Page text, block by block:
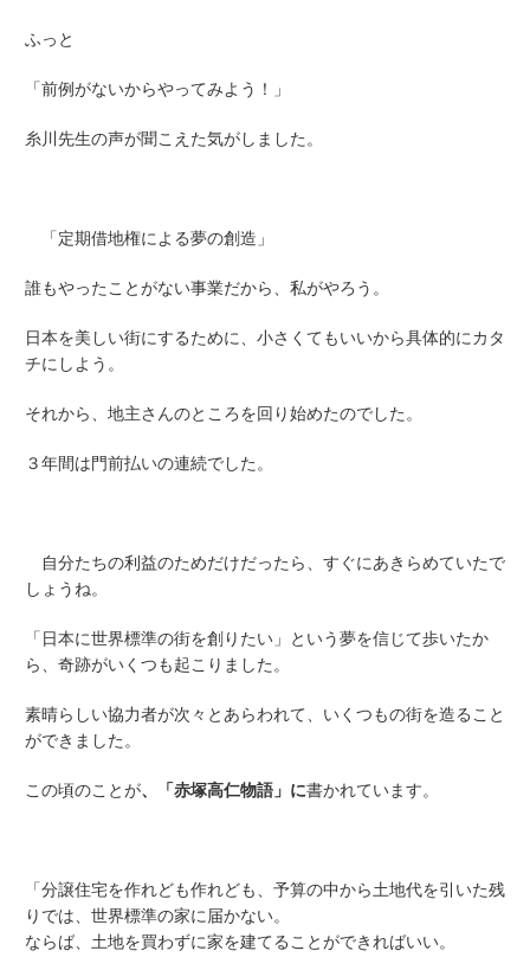
ふっと
「前例がないからやってみよう！」
糸川先生の声が聞こえた気がしました。
「定期借地権による夢の創造」
誰もやったことがない事業だから、私がやろう。
日本を美しい街にするために、小さくてもいいから具体的にカタ
チにしよう。
それから、地主さんのところを回り始めたのでした。
３年間は門前払いの連続でした。
自分たちの利益のためだけだったら、すぐにあきらめていたで
しょうね。
「日本に世界標準の街を創りたい」という夢を信じて歩いたか
ら、奇跡がいくつも起こりました。
素晴らしい協力者が次々とあらわれて、いくつもの街を造ること
ができました。
この頃のことが、「赤塚高仁物語」に書かれています。
「分譲住宅を作れども作れども、予算の中から土地代を引いた残
りでは、世界標準の家に届かない。
ならば、土地を買わずに家を建てることができればいい。